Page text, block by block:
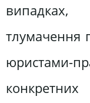
тлумачення
юристами-